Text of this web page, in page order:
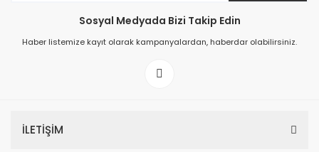
Sosyal Medyada Bizi Takip Edin
Haber listemize kayıt olarak kampanyalardan, haberdar olabilirsiniz.
İLETİŞİM